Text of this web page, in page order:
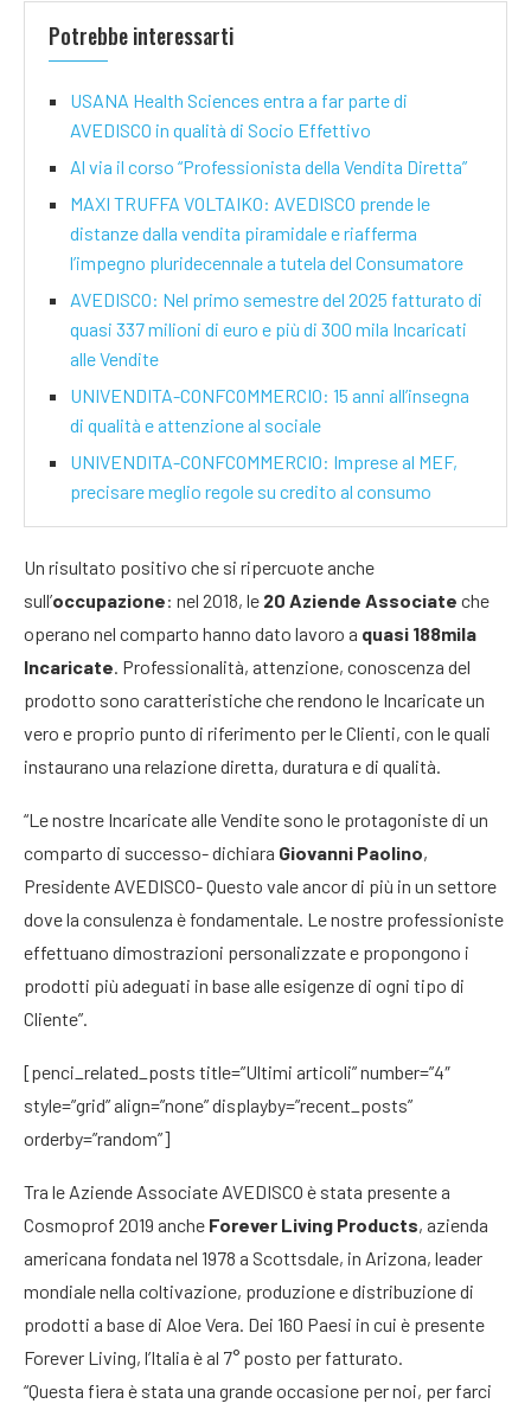
Potrebbe interessarti
USANA Health Sciences entra a far parte di
AVEDISCO in qualità di Socio Effettivo
Al via il corso “Professionista della Vendita Diretta”
MAXI TRUFFA VOLTAIKO: AVEDISCO prende le
distanze dalla vendita piramidale e riafferma
l’impegno pluridecennale a tutela del Consumatore
AVEDISCO: Nel primo semestre del 2025 fatturato di
quasi 337 milioni di euro e più di 300 mila Incaricati
alle Vendite
UNIVENDITA-CONFCOMMERCIO: 15 anni all’insegna
di qualità e attenzione al sociale
UNIVENDITA-CONFCOMMERCIO: Imprese al MEF,
precisare meglio regole su credito al consumo
Un risultato positivo che si ripercuote anche
sull’occupazione: nel 2018, le 20 Aziende Associate che
operano nel comparto hanno dato lavoro a quasi 188mila
Incaricate. Professionalità, attenzione, conoscenza del
prodotto sono caratteristiche che rendono le Incaricate un
vero e proprio punto di riferimento per le Clienti, con le quali
instaurano una relazione diretta, duratura e di qualità.
“Le nostre Incaricate alle Vendite sono le protagoniste di un
comparto di successo- dichiara Giovanni Paolino,
Presidente AVEDISCO- Questo vale ancor di più in un settore
dove la consulenza è fondamentale. Le nostre professioniste
effettuano dimostrazioni personalizzate e propongono i
prodotti più adeguati in base alle esigenze di ogni tipo di
Cliente”.
[penci_related_posts title=”Ultimi articoli” number=”4″
style=”grid” align=”none” displayby=”recent_posts”
orderby=”random”]
Tra le Aziende Associate AVEDISCO è stata presente a
Cosmoprof 2019 anche Forever Living Products, azienda
americana fondata nel 1978 a Scottsdale, in Arizona, leader
mondiale nella coltivazione, produzione e distribuzione di
prodotti a base di Aloe Vera. Dei 160 Paesi in cui è presente
Forever Living, l’Italia è al 7° posto per fatturato.
“Questa fiera è stata una grande occasione per noi, per farci